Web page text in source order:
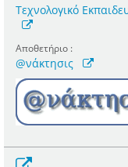
Τεχνολογικό
Αποθετήριο :
@νάκτησις